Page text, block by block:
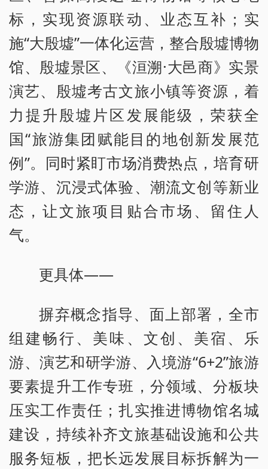
标，实现资源联动、业态互补；实
施“大殷墟”一体化运营，整合殷墟博物
馆、殷墟景区、《洹溯·大邑商》实景
演艺、殷墟考古文旅小镇等资源，着
力提升殷墟片区发展能级，荣获全
国“旅游集团赋能目的地创新发展范
例”。同时紧盯市场消费热点，培育研
学游、沉浸式体验、潮流文创等新业
态，让文旅项目贴合市场、留住人
气。
更具体——
摒弃概念指导、面上部署，全市
组建畅行、美味、文创、美宿、乐
游、演艺和研学游、入境游“6+2”旅游
要素提升工作专班，分领域、分板块
压实工作责任；扎实推进博物馆名城
建设，持续补齐文旅基础设施和公共
服务短板，把长远发展目标拆解为一